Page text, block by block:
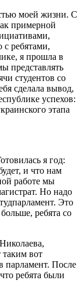
моей жизни. С
примерной
с ребятами,
я прошла в
представлять
студентов со
сделала вывод,
успехов:
этапа
я год:
и что нам
работе мы
Но надо
Это
ребята со
вот
парламент. После
ребята были